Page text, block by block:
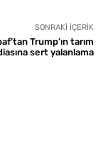
SONRAKI İÇERIK
Trump’ın tarım
sert yalanlama